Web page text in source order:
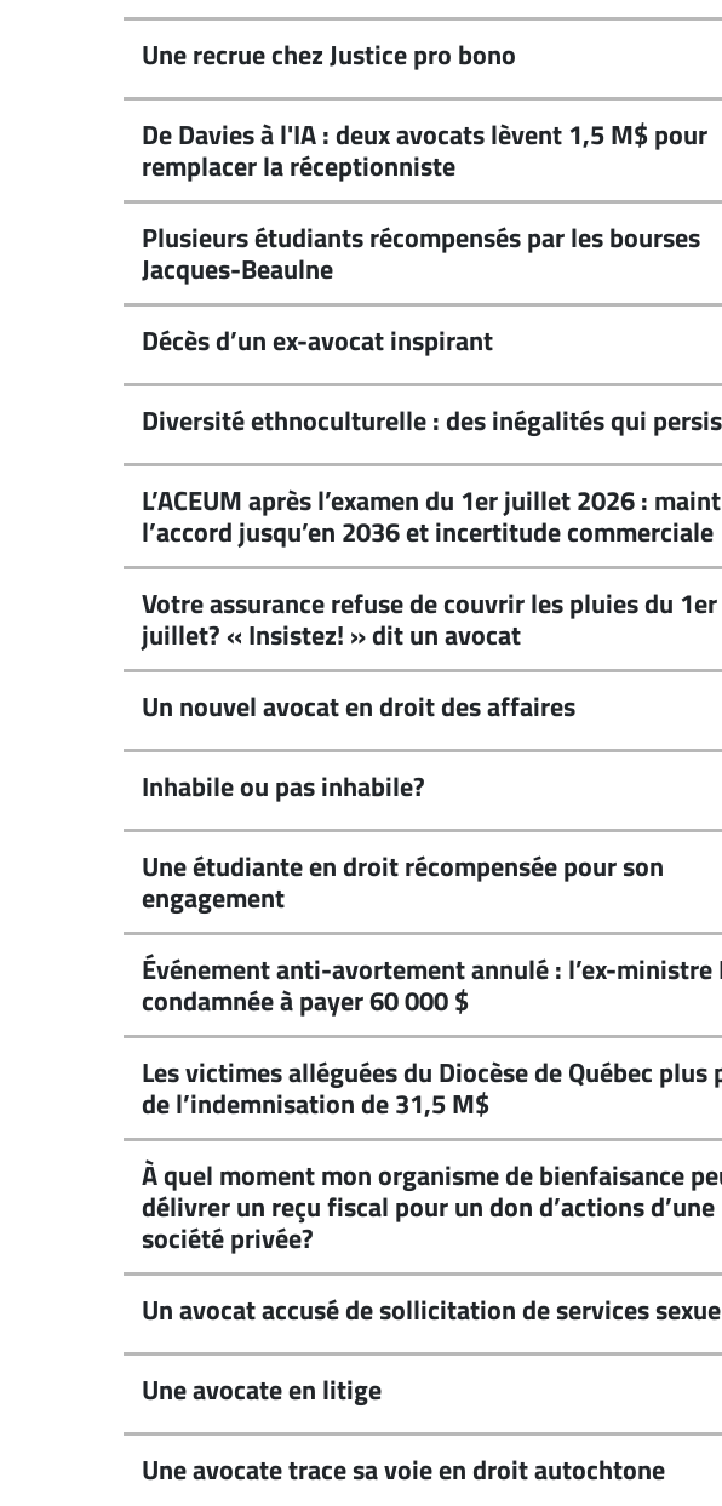
Une recrue chez Justice pro bono
De Davies à l'IA : deux avocats lèvent 1,5 M$ pour
remplacer la réceptionniste
Plusieurs étudiants récompensés par les bourses
Jacques-Beaulne
Décès d’un ex-avocat inspirant
Diversité ethnoculturelle : des inégalités qui
L’ACEUM après l’examen du 1er juillet 2026 :
l’accord jusqu’en 2036 et incertitude commerciale
Votre assurance refuse de couvrir les pluies du 1er
juillet? « Insistez! » dit un avocat
Un nouvel avocat en droit des affaires
Inhabile ou pas inhabile?
Une étudiante en droit récompensée pour son
engagement
Événement anti-avortement annulé : l’ex-ministre
condamnée à payer 60 000 $
Les victimes alléguées du Diocèse de Québec plus
de l’indemnisation de 31,5 M$
À quel moment mon organisme de bienfaisance
délivrer un reçu fiscal pour un don d’actions d’une
société privée?
Un avocat accusé de sollicitation de services
Une avocate en litige
Une avocate trace sa voie en droit autochtone